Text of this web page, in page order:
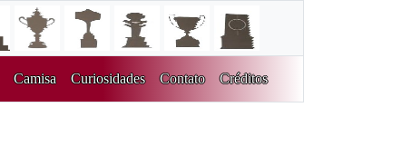
Camisa Curiosidades Contato Créditos